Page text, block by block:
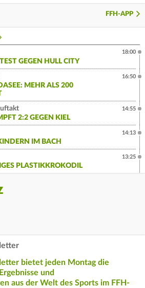
FFH-APP
GEGEN HULL CITY
18:00
MEHR ALS 200
16:50
2:2 GEGEN KIEL
14:55
IM BACH
14:13
PLASTIKKROKODIL
13:25
bietet jeden Montag die
und
aus der Welt des Sports im FFH-